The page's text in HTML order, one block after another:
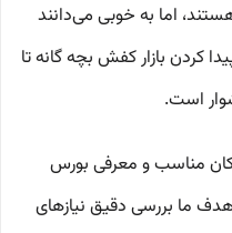
اما به خوبی می‌دانند
کردن بازار کفش بچه گانه تا
است.
مناسب و معرفی بورس
ما بررسی دقیق نیازهای